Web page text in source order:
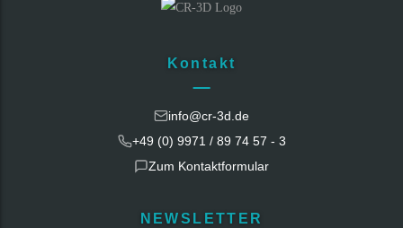
Kontakt
info@cr-3d.de
+49 (0) 9971 / 89 74 57 - 3
Zum Kontaktformular
NEWSLETTER